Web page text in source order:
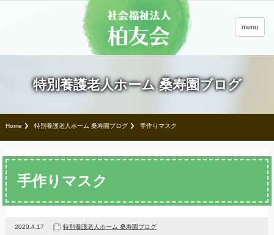
menu
特別養護老人ホーム 桑寿園ブログ
Home 特別養護老人ホーム 桑寿園ブログ 手作りマスク
手作りマスク
2020.4.17 特別養護老人ホーム 桑寿園ブログ